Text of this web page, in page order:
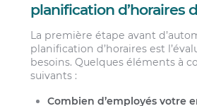
planification d’horaires
La première étape avant
planification d’horaires est
besoins. Quelques éléments à
suivants :
Combien d’employés votre